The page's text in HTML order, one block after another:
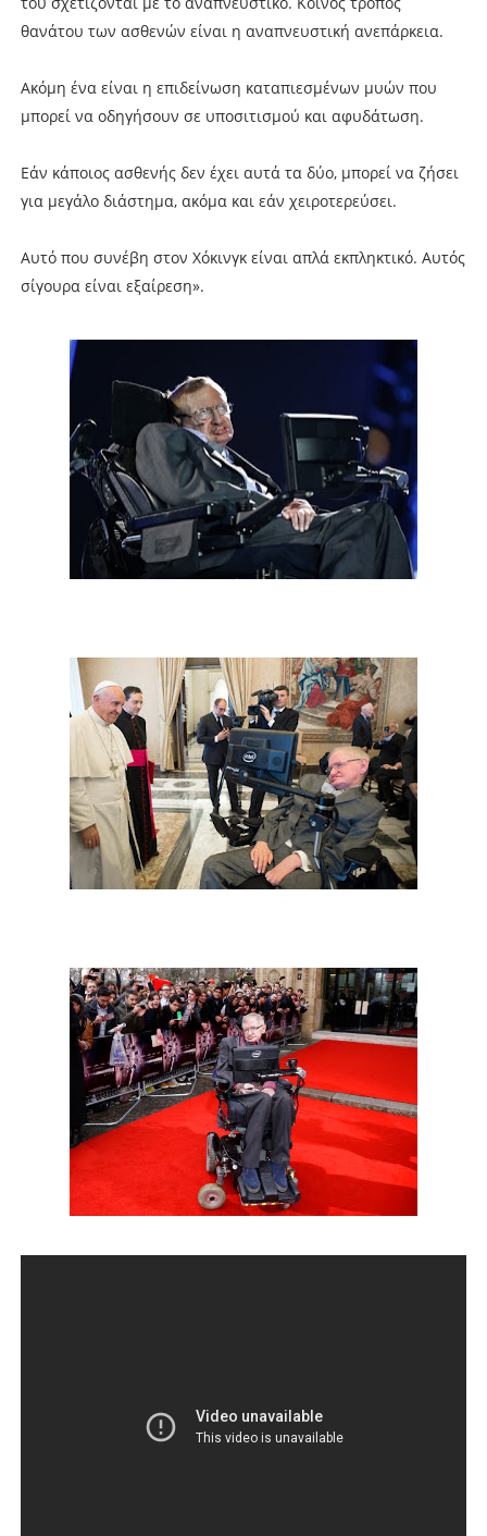
θανάτου των ασθενών είναι η αναπνευστική ανεπάρκεια.
Ακόμη ένα είναι η επιδείνωση καταπιεσμένων μυών που
μπορεί να οδηγήσουν σε υποσιτισμού και αφυδάτωση.
Εάν κάποιος ασθενής δεν έχει αυτά τα δύο, μπορεί να ζήσει
για μεγάλο διάστημα, ακόμα και εάν χειροτερεύσει.
Αυτό που συνέβη στον Χόκινγκ είναι απλά εκπληκτικό. Αυτός
σίγουρα είναι εξαίρεση».